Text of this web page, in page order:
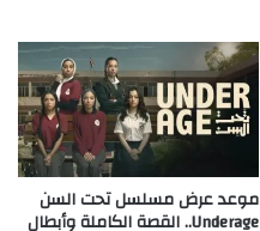
موعد عرض مسلسل تحت السن
Underage.. القصة الكاملة وأبطال